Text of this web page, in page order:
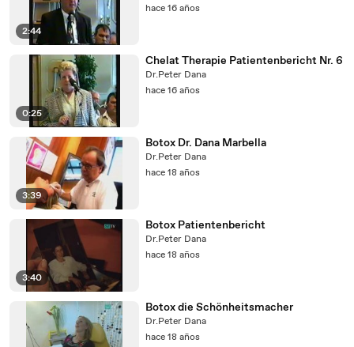
2:44
hace 16 años
0:25
Chelat Therapie Patientenbericht Nr. 6
Dr.Peter Dana
hace 16 años
3:39
Botox Dr. Dana Marbella
Dr.Peter Dana
hace 18 años
3:40
Botox Patientenbericht
Dr.Peter Dana
hace 18 años
Botox die Schönheitsmacher
Dr.Peter Dana
hace 18 años